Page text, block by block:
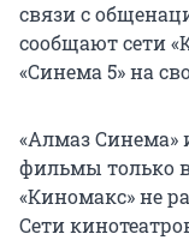
связи с
сообщают сети
«Синема 5» на
«Алмаз Синема»
фильмы только
«Киномакс» не
Сети